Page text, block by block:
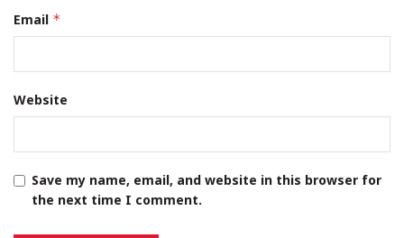
Email *
Website
Save my name, email, and website in this browser for
the next time I comment.